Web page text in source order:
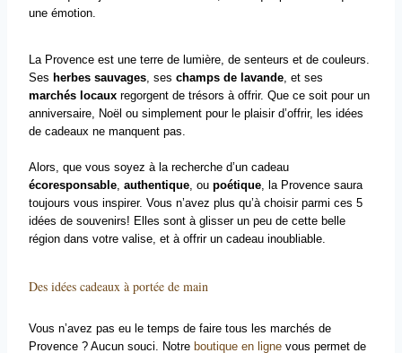
une émotion.
La Provence est une terre de lumière, de senteurs et de couleurs.
Ses herbes sauvages , ses champs de lavande , et ses
marchés locaux regorgent de trésors à offrir. Que ce soit pour un
anniversaire, Noël ou simplement pour le plaisir d’offrir, les idées
de cadeaux ne manquent pas.
Alors, que vous soyez à la recherche d’un cadeau
écoresponsable authentique , ou poétique , la Provence saura
toujours vous inspirer. Vous n’avez plus qu’à choisir parmi ces 5
idées de souvenirs! Elles sont à glisser un peu de cette belle
région dans votre valise, et à offrir un cadeau inoubliable.
Des idées cadeaux à portée de main
Vous n’avez pas eu le temps de faire tous les marchés de
Provence ? Aucun souci. Notre boutique en ligne vous permet de